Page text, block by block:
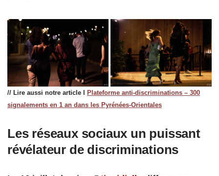
// Lire aussi notre article l Plateforme anti-discriminations – 300
signalements en 1 an dans les Pyrénées-Orientales
Les réseaux sociaux un puissant
révélateur de discriminations